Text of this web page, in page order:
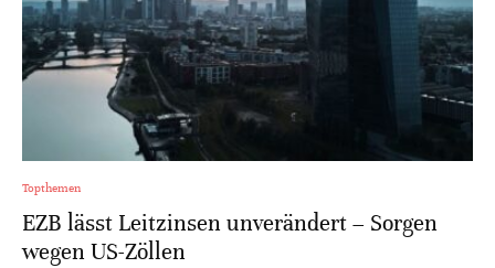
Topthemen
EZB lässt Leitzinsen unverändert – Sorgen
wegen US-Zöllen